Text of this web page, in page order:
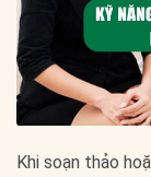
Khi soạn thảo